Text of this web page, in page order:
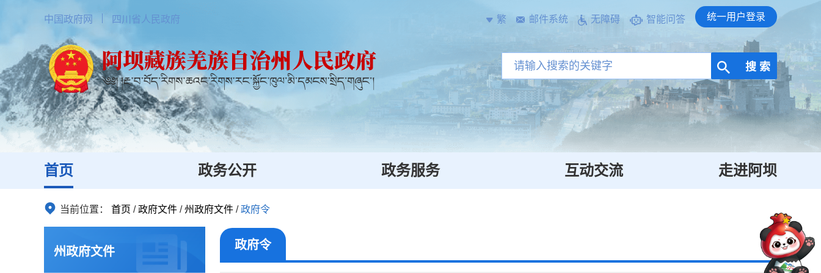
中国政府网 四川省人民政府 繁 邮件系统 无障碍 智能问答 统一用户登录
搜 索
首页 政务公开 政务服务 互动交流 走进阿坝
当前位置： 首页 /政府文件 /州政府文件 /政府令
州政府文件 政府令